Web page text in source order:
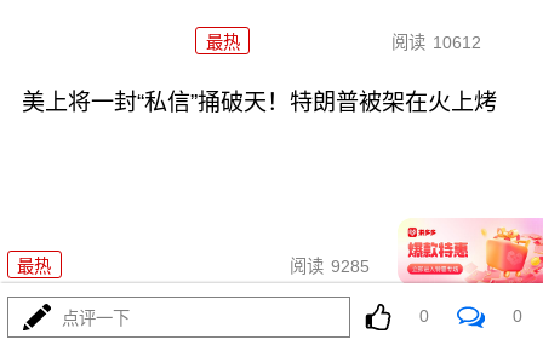
最热 阅读 10612
美上将一封“私信”捅破天！特朗普被架在火上烤
最热 阅读 9285 08-02
两大命门决定美国退无可退，伊
点评一下 0 0